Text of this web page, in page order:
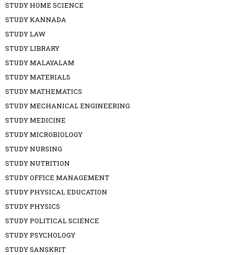
STUDY HOME SCIENCE
STUDY KANNADA
STUDY LAW
STUDY LIBRARY
STUDY MALAYALAM
STUDY MATERIALS
STUDY MATHEMATICS
STUDY MECHANICAL ENGINEERING
STUDY MEDICINE
STUDY MICROBIOLOGY
STUDY NURSING
STUDY NUTRITION
STUDY OFFICE MANAGEMENT
STUDY PHYSICAL EDUCATION
STUDY PHYSICS
STUDY POLITICAL SCIENCE
STUDY PSYCHOLOGY
STUDY SANSKRIT